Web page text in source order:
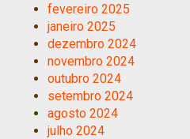
fevereiro 2025
janeiro 2025
dezembro 2024
novembro 2024
outubro 2024
setembro 2024
agosto 2024
julho 2024